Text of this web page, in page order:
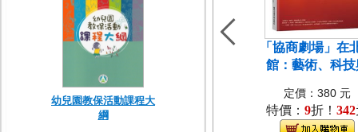
幼兒園教保活動課程大
綱
「協商劇場」在
館：藝術、科技
定價：380 元
特價： 9折！ 342